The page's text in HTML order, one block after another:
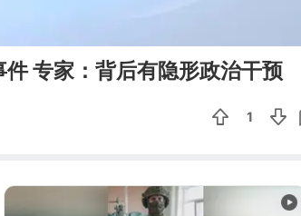
专家：背后有隐形政治干预
1